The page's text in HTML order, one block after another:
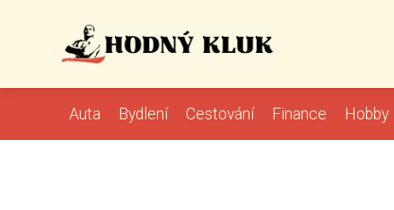
Auta Bydlení Cestování Finance Hobby